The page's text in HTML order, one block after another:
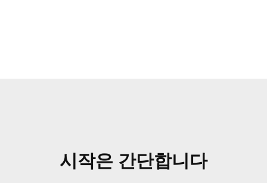
시작은 간단합니다